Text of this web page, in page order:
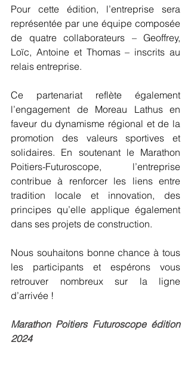
Pour cette édition, l’entreprise sera
représentée par une équipe composée
de quatre collaborateurs – Geoffrey,
Loïc, Antoine et Thomas – inscrits au
relais entreprise.
Ce partenariat reflète également
l’engagement de Moreau Lathus en
faveur du dynamisme régional et de la
promotion des valeurs sportives et
solidaires. En soutenant le Marathon
Poitiers-Futuroscope, l’entreprise
contribue à renforcer les liens entre
tradition locale et innovation, des
principes qu’elle applique également
dans ses projets de construction.
Nous souhaitons bonne chance à tous
les participants et espérons vous
retrouver nombreux sur la ligne
d’arrivée !
Marathon Poitiers Futuroscope édition
2024